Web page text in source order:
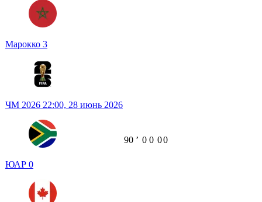
Марокко 3
ЧМ 2026 22:00, 28 июнь 2026
ЮАР 0
90 ʼ 0 0 00